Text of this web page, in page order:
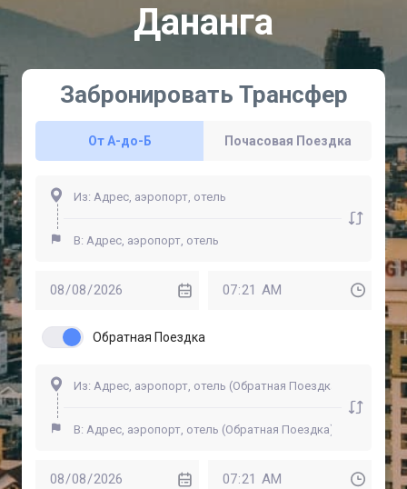
Дананга
Забронировать Трансфер
От A-до-Б Почасовая Поездка
Обратная Поездка